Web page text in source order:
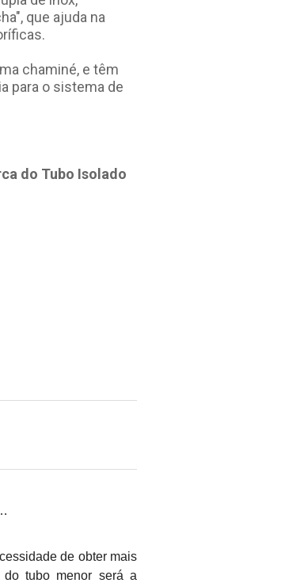
que ajuda na
chaminé, e têm
para o sistema de
do Tubo Isolado
de obter mais
tubo menor será a